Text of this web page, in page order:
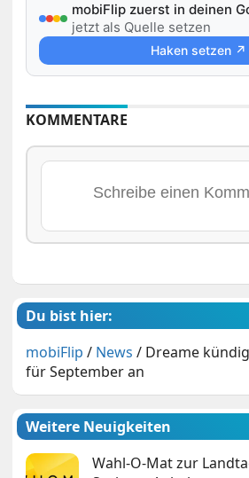
mobiFlip zuerst in deinen
jetzt als Quelle setzen
Haken setzen ↗
KOMMENTARE
Du bist hier:
mobiFlip / News / Dreame
für September an
Weitere Neuigkeiten
Wahl-O-Mat zur